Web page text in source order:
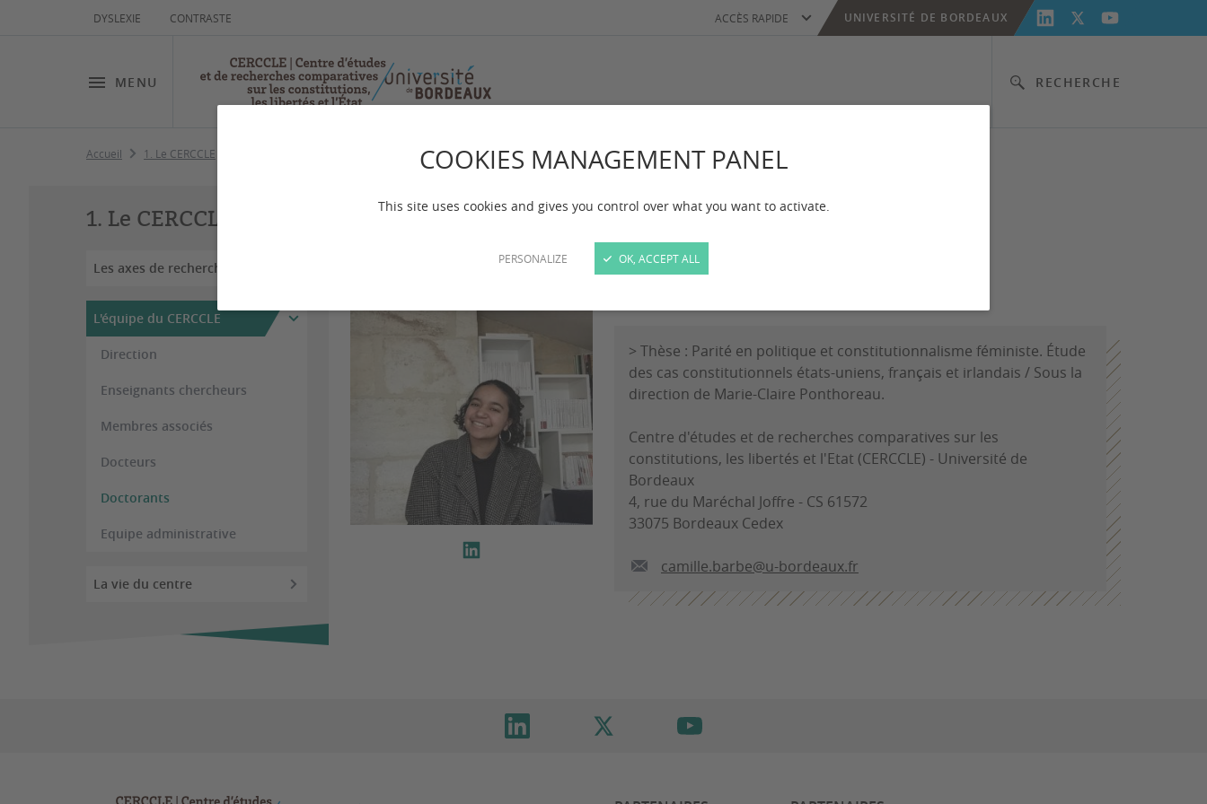
COOKIES MANAGEMENT PANEL
This site uses cookies and gives you control over what you want to activate.
PERSONALIZE OK, ACCEPT ALL
DYSLEXIE CONTRASTE
MENU RECHERCHE
ACCÈS RAPIDE UNIVERSITÉ DE BORDEAUX
Accueil 1. Le CERCCLE Barbe Camille
1. Le CERCCLE
Les axes de recherche
L'équipe du CERCCLE
Direction
Enseignants chercheurs
Membres associés
Docteurs
Doctorants
Equipe administrative
La vie du centre
Barbe Camille
> Thèse : Parité en politique et constitutionnalisme féministe. Étude
des cas constitutionnels états-uniens, français et irlandais / Sous la
direction de Marie-Claire Ponthoreau.
Centre d'études et de recherches comparatives sur les
constitutions, les libertés et l'Etat (CERCCLE) - Université de
Bordeaux
4, rue du Maréchal Joffre - CS 61572
33075 Bordeaux Cedex
camille.barbe@u-bordeaux.fr